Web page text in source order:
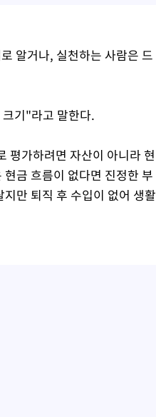
알거나, 실천하는 사람은 드
기"라고 말한다.
평가하려면 자산이 아니라 현
금 흐름이 없다면 진정한 부
만 퇴직 후 수입이 없어 생활